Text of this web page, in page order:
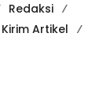
Redaksi
Artikel